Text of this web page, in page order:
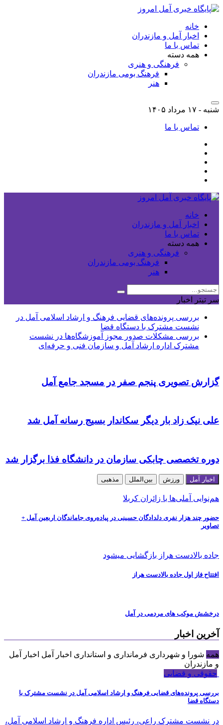
خانه
اخبار آمل و مازندران
تماس با ما
همه دسته
فرهنگی و هنری
فرهنگ بومی مازندران
هنر
شنبه - ۱۷ مرداد ۱۴۰۵
تماس با ما
خانه
اخبار آمل و مازندران
تماس با ما
همه دسته
فرهنگی و هنری
فرهنگ بومی مازندران
هنر
سر تیتر اخبار
بررسی پرونده‌های قضایی فرهنگ و ارشاد اسلامی آمل در
نشست مشترک با دستگاه قضا
بررسی مشکلات صدور مجوز آموزشگاه‌ها در نشست
مشترک اداره ارشاد آمل و سازمان فنی‌ و حرفه‌ای
گزارش تصویری پنجم صفر در مسجد جامع آمل
علی نیک زاد بار دیگر سکاندار بسیج رسانه آمل شد
دوره تخصصی چابکی سازمان در دانشگاه فذا برگزار شد
اخبار آمل ورزش بین‌الملل مذهبی
هم‌نوایی آملی‌ها با زائران کربلا
حضور چند هزار نفری دلدادگان حسینی در پیاده‌روی جاماندگان اربعین آمل +
تصاویر
جاده بالادست هراز بازگشایی میشود
افتتاح فاز اول جاده بالادست هراز
درخشش موکب های مردمی در آمل
آخرین اخبار
همه شورا و شهرداری فرمانداری و استانداری اخبار آمل اخبار آمل
و مازندران
حقوقی و قضایی
بررسی پرونده‌های قضایی فرهنگ و ارشاد اسلامی آمل در نشست مشترک با
دستگاه قضا
در نشست مشترک راعی، رئیس اداره فرهنگ و ارشاد اسلامی آمل،